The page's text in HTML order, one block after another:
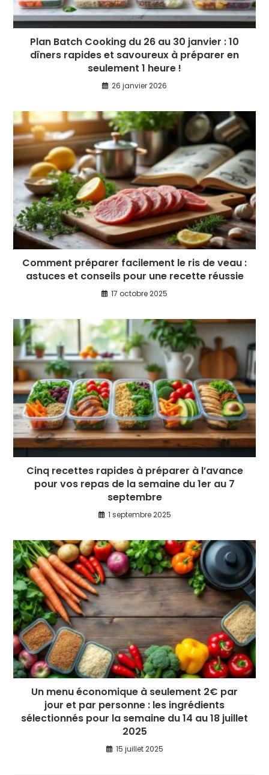
Plan Batch Cooking du 26 au 30 janvier : 10
dîners rapides et savoureux à préparer en
seulement 1 heure !
26 janvier 2026
Comment préparer facilement le ris de veau :
astuces et conseils pour une recette réussie
17 octobre 2025
Cinq recettes rapides à préparer à l’avance
pour vos repas de la semaine du 1er au 7
septembre
1 septembre 2025
Un menu économique à seulement 2€ par
jour et par personne : les ingrédients
sélectionnés pour la semaine du 14 au 18 juillet
2025
15 juillet 2025